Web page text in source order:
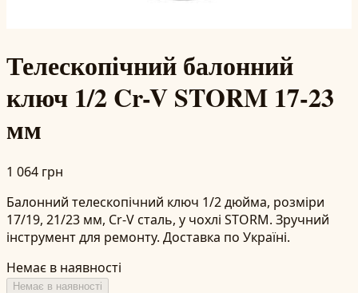
Телескопічний балонний
ключ 1/2 Cr-V STORM 17-23
мм
1 064 грн
Балонний телескопічний ключ 1/2 дюйма, розміри
17/19, 21/23 мм, Cr-V сталь, у чохлі STORM. Зручний
інструмент для ремонту. Доставка по Україні.
Немає в наявності
Немає в наявності